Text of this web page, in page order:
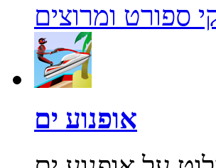
ספורט ומרוצים
אופנוע ים